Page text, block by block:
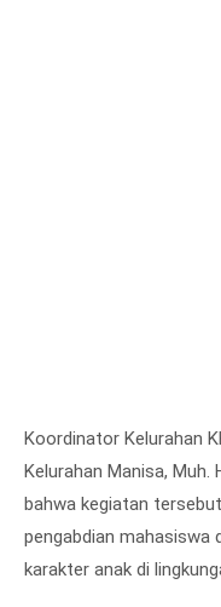
Koordinator Kelurahan
Kelurahan Manisa, Muh.
bahwa kegiatan
pengabdian mahasiswa
karakter anak di